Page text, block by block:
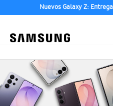
Nuevos Galaxy Z: